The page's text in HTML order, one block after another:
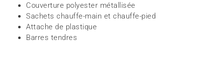
Couverture polyester métallisée
Sachets chauffe-main et chauffe-pied
Attache de plastique
Barres tendres